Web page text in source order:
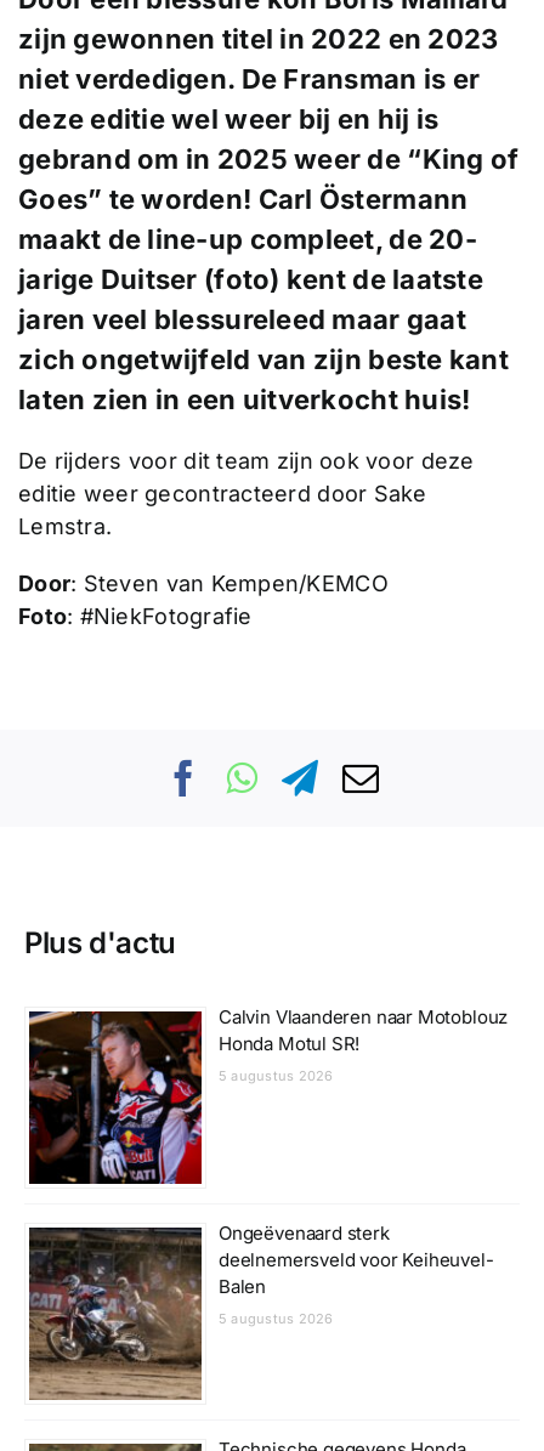
zijn gewonnen titel in 2022 en 2023
niet verdedigen. De Fransman is er
deze editie wel weer bij en hij is
gebrand om in 2025 weer de “King of
Goes” te worden! Carl Östermann
maakt de line-up compleet, de 20-
jarige Duitser (foto) kent de laatste
jaren veel blessureleed maar gaat
zich ongetwijfeld van zijn beste kant
laten zien in een uitverkocht huis!
De rijders voor dit team zijn ook voor deze
editie weer gecontracteerd door Sake
Lemstra.
Door: Steven van Kempen/KEMCO
Foto: #NiekFotografie
Plus d'actu
Calvin Vlaanderen naar Motoblouz
Honda Motul SR!
5 augustus 2026
Ongeëvenaard sterk
deelnemersveld voor Keiheuvel-
Balen
5 augustus 2026